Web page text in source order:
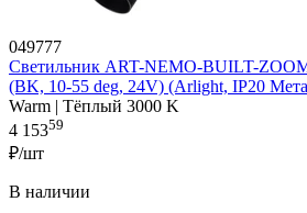
049777
Светильник ART-NEMO-BUILT-
(BK, 10-55 deg, 24V) (Arlight, IP20
Warm | Тёплый 3000 K
4 15359
₽/шт
В наличии